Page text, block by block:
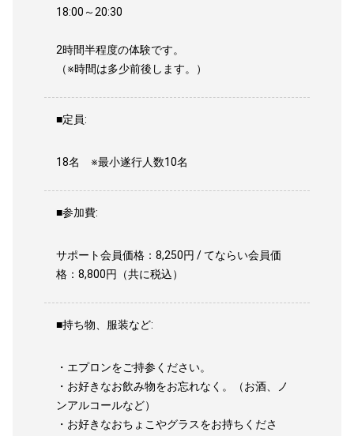
18:00～20:30
2時間半程度の体験です。
（※時間は多少前後します。）
■定員:
18名 ※最小遂行人数10名
■参加費:
サポート会員価格：8,250円 / てならい会員価
格：8,800円（共に税込）
■持ち物、服装など:
・エプロンをご持参ください。
・お好きなお飲み物をお忘れなく。（お酒、ノ
ンアルコールなど）
・お好きなおちょこやグラスをお持ちくださ